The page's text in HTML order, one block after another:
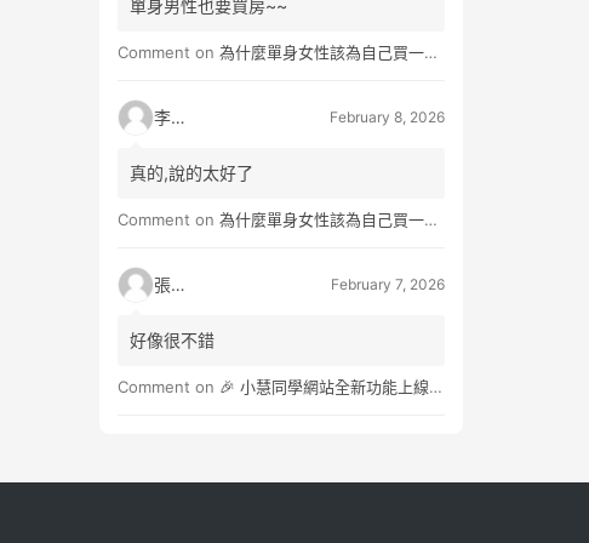
單身男性也要買房~~
Comment on 為什麼單身女性該為自己買一間房？不只為了棲身，更是為人生買一份「選擇權」
李小真 February 8, 2026
真的,說的太好了
Comment on 為什麼單身女性該為自己買一間房？不只為了棲身，更是為人生買一份「選擇權」
張小玉 February 7, 2026
好像很不錯
Comment on 🎉 小慧同學網站全新功能上線：3×3角子老虎抽獎遊戲，助力商家輕鬆行銷！